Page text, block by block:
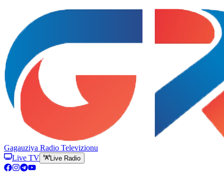
Gagauziya Radio Televizionu
Live TV
Live Radio